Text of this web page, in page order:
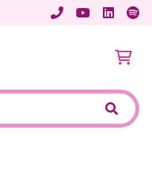
A
s
.
F